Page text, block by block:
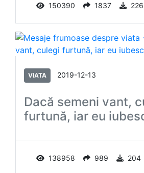
150390 1837 226
VIATA 2019-12-13
Dacă semeni vant,
furtună, iar eu
138958 989 204